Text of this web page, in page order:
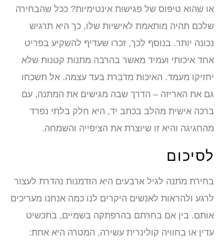
או שהוא טיפוס של פגישות אינטימיות? ככל שהבחירה
שלכם תהיה מותאמת לאישיות שלו, כך היא תרגיש
נכונה יותר. בנוסף לכך, זכרו שעדיף להשקיע בפריט
אחד איכותי ועמיד מאשר בהרבה מתנות קטנות שלא
יחזיקו מעמד. האיכות מדברת בעד עצמה. אל תשכחו
גם את האריזה – הדרך שבה מגישים את המתנה, עם
ברכה אישית מהלב בכתב יד, היא חלק בלתי נפרד
מהחגיגה והיא זו שיוצרת את הציפייה והשמחה.
לסיכום
בחירת מתנה לגיל ארבעים היא הזדמנות נהדרת לעצור
לרגע ולהראות לאנשים היקרים לנו כמה אנחנו מעריכים
אותם. בין אם בחרתם בהרפתקה בשמיים, בתכשיט
עדין או בחוויה קולינרית עשירה, המטרה היא אחת: